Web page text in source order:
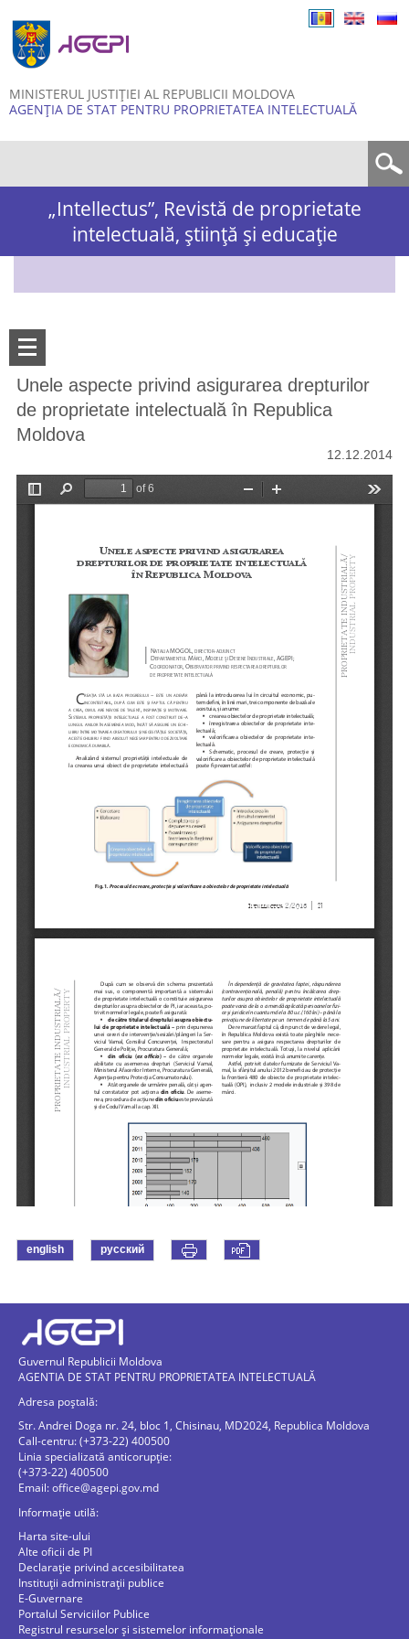
MINISTERUL JUSTIȚIEI AL REPUBLICII MOLDOVA
AGENȚIA DE STAT PENTRU PROPRIETATEA INTELECTUALĂ
„Intellectus”, Revistă de proprietate
intelectuală, știință și educație
Unele aspecte privind asigurarea drepturilor
de proprietate intelectuală în Republica
Moldova
12.12.2014
english русский
Guvernul Republicii Moldova
AGENTIA DE STAT PENTRU PROPRIETATEA INTELECTUALĂ
Adresa poștală:
Str. Andrei Doga nr. 24, bloc 1, Chisinau, MD2024, Republica Moldova
Call-centru: (+373-22) 400500
Linia specializată anticorupție:
(+373-22) 400500
Email:office@agepi.gov.md
Informație utilă:
Harta site-ului
Alte oficii de PI
Declarație privind accesibilitatea
Instituții administrații publice
E-Guvernare
Portalul Serviciilor Publice
Registrul resurselor și sistemelor informaționale